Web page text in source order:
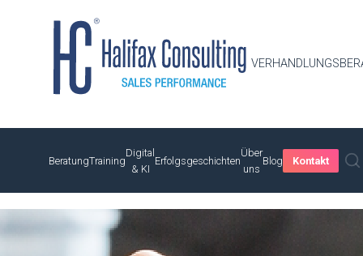
BeratungTraining
Digital
& KI
Erfolgsgeschichten
Über
uns
Blog Kontakt